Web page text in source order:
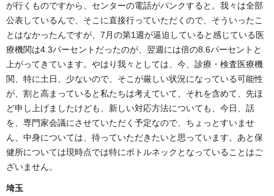
が行くものですから、センターの電話がパンクすると。我々は全部
公表しているんで、そこに直接行っていただくので、そういったこ
とはなかったんですが、7月の第1週が逼迫していると感じている医
療機関は4.3パーセントだったのが、翌週には倍の8.6パーセントと
上がってきています。やはり我々としては、今、診療・検査医療機
関、特に土日、少ないので、そこが厳しい状況になっている可能性
が、割と高まっていると私たちは考えていて、それを含めて、先ほ
ど申し上げましたけども、新しい対応方法についても、今日、話
を、専門家会議にさせていただく予定なので、ちょっとすいませ
ん、中身については、待っていただきたいと思っています。あと保
健所については現時点では特にボトルネックとなっていることはご
ざいません。
埼玉